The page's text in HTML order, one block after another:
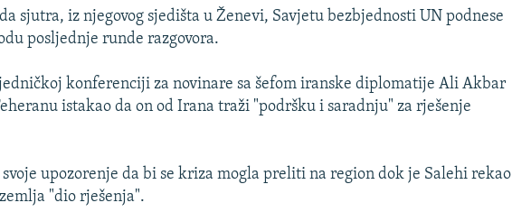
sjutra, iz njegovog sjedišta u Ženevi, Savjetu bezbjednosti UN podnese
posljednje runde razgovora.
konferenciji za novinare sa šefom iranske diplomatije Ali Akbar
istakao da on od Irana traži "podršku i saradnju" za rješenje
svoje upozorenje da bi se kriza mogla preliti na region dok je Salehi rekao
"dio rješenja".